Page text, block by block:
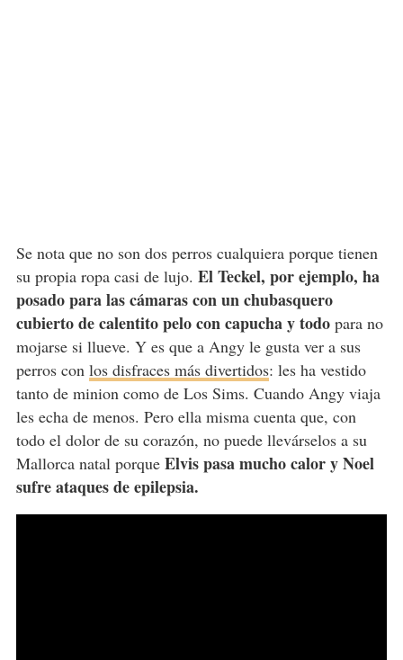
Se nota que no son dos perros cualquiera porque tienen
su propia ropa casi de lujo. El Teckel, por ejemplo, ha
posado para las cámaras con un chubasquero
cubierto de calentito pelo con capucha y todopara no
mojarse si llueve. Y es que a Angy le gusta ver a sus
perros con los disfraces más divertidos: les ha vestido
tanto de minion como de Los Sims. Cuando Angy viaja
les echa de menos. Pero ella misma cuenta que, con
todo el dolor de su corazón, no puede llevárselos a su
Mallorca natal porque Elvis pasa mucho calor y Noel
sufre ataques de epilepsia.